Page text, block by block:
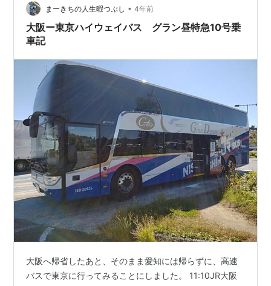
カーテンが開けられる昼便ならではの楽しみ 昼行バスの
代表格、グラン昼特急 今回乗車するの…
まーきちの人生暇つぶし • 4年前
大阪ー東京ハイウェイバス グラン昼特急10号乗
車記
大阪へ帰省したあと、そのまま愛知には帰らずに、高速
バスで東京に行ってみることにしました。 11:10JR大阪